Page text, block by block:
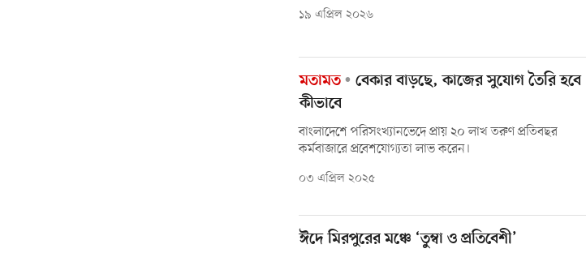
১৯ এপ্রিল ২০২৬
মতামত
বেকার বাড়ছে, কাজের সুযোগ তৈরি হবে
কীভাবে
বাংলাদেশে পরিসংখ্যানভেদে প্রায় ২০ লাখ তরুণ প্রতিবছর
কর্মবাজারে প্রবেশযোগ্যতা লাভ করেন।
০৩ এপ্রিল ২০২৫
ঈদে মিরপুরের মঞ্চে ‘তুম্বা ও প্রতিবেশী’